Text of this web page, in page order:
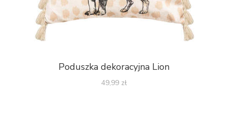
Poduszka dekoracyjna Lion
49,99 zł